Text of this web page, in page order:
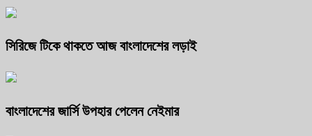
সিরিজে টিকে থাকতে আজ বাংলাদেশের লড়াই
বাংলাদেশের জার্সি উপহার পেলেন নেইমার